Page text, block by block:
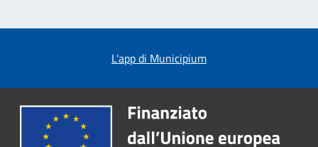
L'app di Municipium